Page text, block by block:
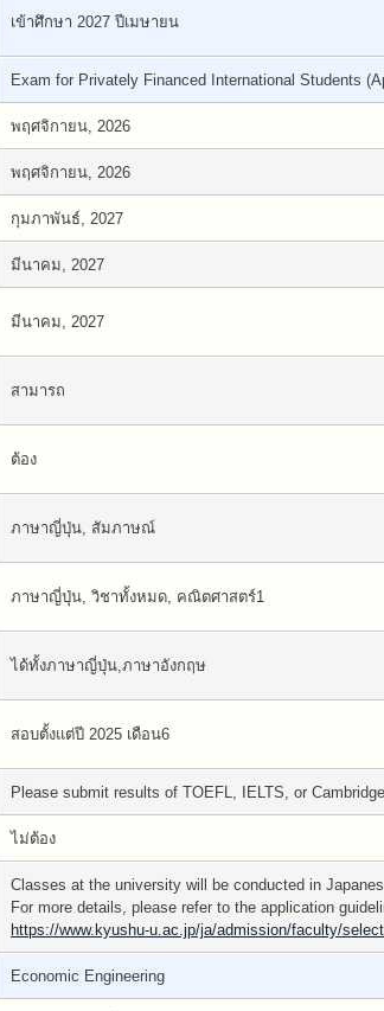
เข้าศึกษา 2027 ปีเมษายน
Exam for Privately Financed International Students
พฤศจิกายน, 2026
พฤศจิกายน, 2026
กุมภาพันธ์, 2027
มีนาคม, 2027
มีนาคม, 2027
สามารถ
ต้อง
ภาษาญี่ปุ่น, สัมภาษณ์
ภาษาญี่ปุ่น, วิชาทั้งหมด, คณิตศาสตร์1
ได้ทั้งภาษาญี่ปุ่น,ภาษาอังกฤษ
สอบตั้งแต่ปี 2025 เดือน6
Please submit results of TOEFL, IELTS, or
ไม่ต้อง
Classes at the university will be conducted in
For more details, please refer to the application
https://www.kyushu-u.ac.jp/ja/admission/faculty/
Economic Engineering